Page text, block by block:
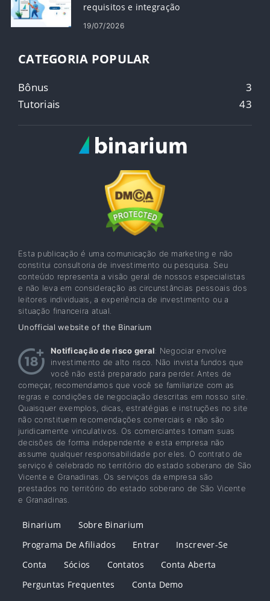
requisitos e integração
19/07/2026
CATEGORIA POPULAR
Bônus
3
Tutoriais
43
Esta publicação é uma comunicação de marketing e não
constitui consultoria de investimento ou pesquisa. Seu
conteúdo representa a visão geral de nossos especialistas
e não leva em consideração as circunstâncias pessoais dos
leitores individuais, a experiência de investimento ou a
situação financeira atual.
Unofficial website of the Binarium
Notificação de risco geral: Negociar envolve
investimento de alto risco. Não invista fundos que
você não está preparado para perder. Antes de
começar, recomendamos que você se familiarize com as
regras e condições de negociação descritas em nosso site.
Quaisquer exemplos, dicas, estratégias e instruções no site
não constituem recomendações comerciais e não são
juridicamente vinculativos. Os comerciantes tomam suas
decisões de forma independente e esta empresa não
assume qualquer responsabilidade por eles. O contrato de
serviço é celebrado no território do estado soberano de São
Vicente e Granadinas. Os serviços da empresa são
prestados no território do estado soberano de São Vicente
e Granadinas.
Binarium
Sobre Binarium
Programa De Afiliados
Entrar
Inscrever-Se
Conta
Sócios Contatos
Conta Aberta
Perguntas Frequentes
Conta Demo